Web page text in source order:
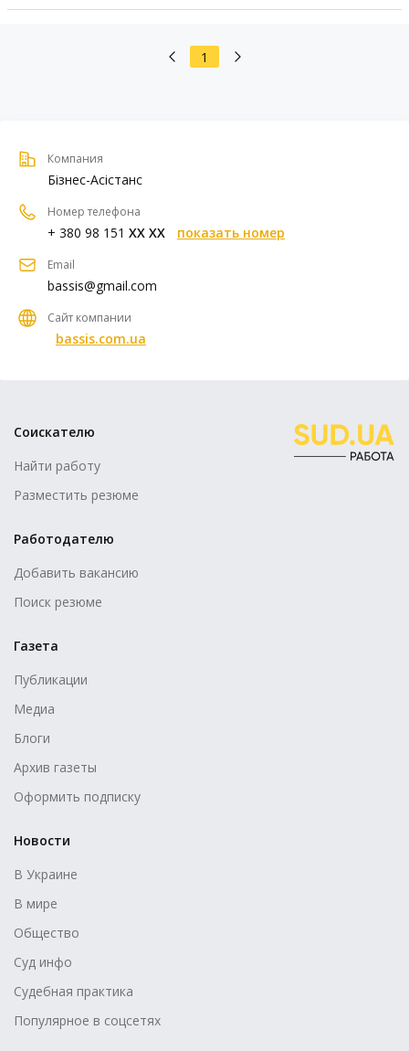
1
Компания
Бізнес-Асістанс
Номер телефона
+ 380 98 151 XX XX показать номер
Email
bassis@gmail.com
Сайт компании
bassis.com.ua
Соискателю
Найти работу
Разместить резюме
Работодателю
Добавить вакансию
Поиск резюме
Газета
Публикации
Медиа
Блоги
Архив газеты
Оформить подписку
Новости
В Украине
В мире
Общество
Суд инфо
Судебная практика
Популярное в соцсетях